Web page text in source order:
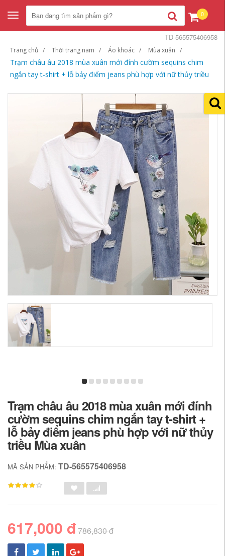
Toggle
navigation
0
Trang chủ Thời trang nam Áo khoác Mùa xuân
Trạm châu âu 2018 mùa xuân mới đính cườm sequins chim
ngắn tay t-shirt + lỗ bảy điểm jeans phù hợp với nữ thủy triều
TD-565575406958
Trạm châu âu 2018 mùa xuân mới đính
cườm sequins chim ngắn tay t-shirt +
lỗ bảy điểm jeans phù hợp với nữ thủy
triều Mùa xuân
MÃ SẢN PHẨM: TD-565575406958
617,000 đ786,830 đ